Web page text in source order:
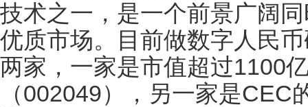
技术之一，是一个前景广阔
优质市场。目前做数字人民
两家，一家是市值超过1100
（002049），另一家是